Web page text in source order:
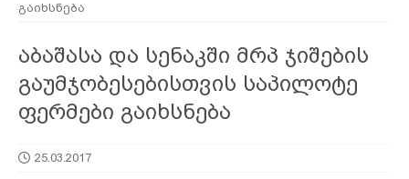
გაიხსნება
აბაშასა და სენაკში მრპ ჯიშების
გაუმჯობესებისთვის საპილოტე
ფერმები გაიხსნება
25.03.2017